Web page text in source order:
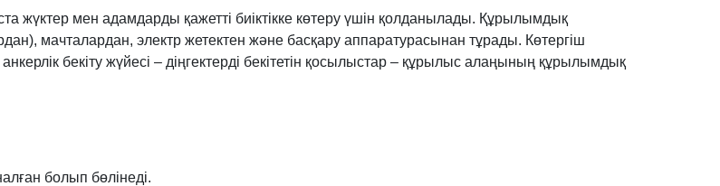
жүктер мен адамдарды қажетті биіктікке көтеру үшін қолданылады. Құрылымдық
мачталардан, электр жетектен және басқару аппаратурасынан тұрады. Көтергіш
анкерлік бекіту жүйесі – діңгектерді бекітетін қосылыстар – құрылыс алаңының құрылымдық
болып бөлінеді.